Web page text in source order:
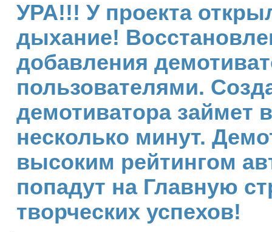
УРА!!! У проекта
дыхание!
добавления
пользователями.
демотиватора займет
несколько минут.
высоким рейтингом
попадут на Главную
творческих успехов!